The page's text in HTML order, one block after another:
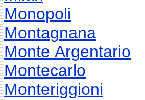
Monopoli
Montagnana
Monte Argentario
Montecarlo
Monteriggioni